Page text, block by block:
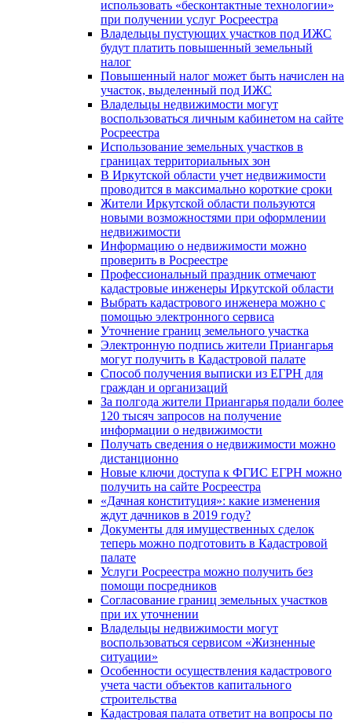
использовать «бесконтактные технологии»
при получении услуг Росреестра
Владельцы пустующих участков под ИЖС
будут платить повышенный земельный
налог
Повышенный налог может быть начислен на
участок, выделенный под ИЖС
Владельцы недвижимости могут
воспользоваться личным кабинетом на сайте
Росреестра
Использование земельных участков в
границах территориальных зон
В Иркутской области учет недвижимости
проводится в максимально короткие сроки
Жители Иркутской области пользуются
новыми возможностями при оформлении
недвижимости
Информацию о недвижимости можно
проверить в Росреестре
Профессиональный праздник отмечают
кадастровые инженеры Иркутской области
Выбрать кадастрового инженера можно с
помощью электронного сервиса
Уточнение границ земельного участка
Электронную подпись жители Приангарья
могут получить в Кадастровой палате
Способ получения выписки из ЕГРН для
граждан и организаций
За полгода жители Приангарья подали более
120 тысяч запросов на получение
информации о недвижимости
Получать сведения о недвижимости можно
дистанционно
Новые ключи доступа к ФГИС ЕГРН можно
получить на сайте Росреестра
«Дачная конституция»: какие изменения
ждут дачников в 2019 году?
Документы для имущественных сделок
теперь можно подготовить в Кадастровой
палате
Услуги Росреестра можно получить без
помощи посредников
Согласование границ земельных участков
при их уточнении
Владельцы недвижимости могут
воспользоваться сервисом «Жизненные
ситуации»
Особенности осуществления кадастрового
учета части объектов капитального
строительства
Кадастровая палата ответит на вопросы по